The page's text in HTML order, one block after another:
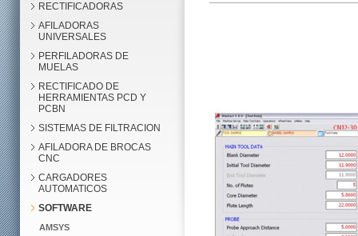
RECTIFICADORAS
AFILADORAS
UNIVERSALES
PERFILADORAS DE
MUELAS
RECTIFICADO DE
HERRAMIENTAS PCD Y
PCBN
SISTEMAS DE FILTRACION
AFILADORA DE BROCAS
CNC
CARGADORES
AUTOMATICOS
SOFTWARE
AMSYS